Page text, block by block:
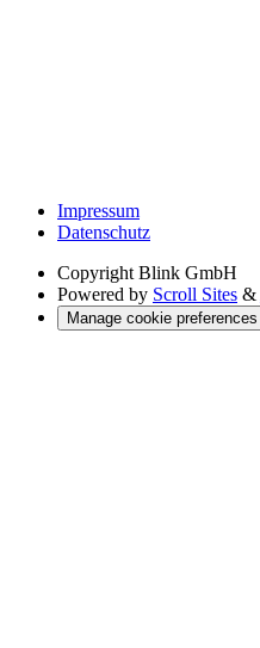
Impressum
Datenschutz
Copyright Blink GmbH
Powered by Scroll Sites &
Manage cookie preferences